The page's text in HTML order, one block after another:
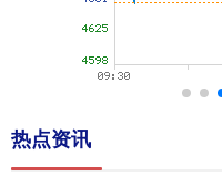
热点资讯